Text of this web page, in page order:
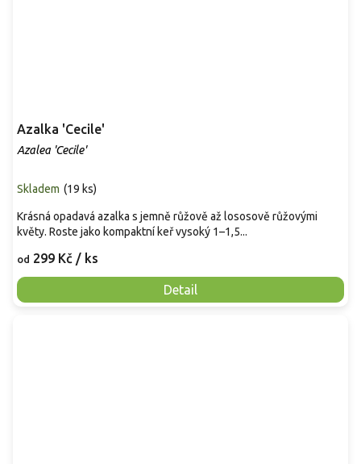
Azalka 'Cecile'
Azalea 'Cecile'
Skladem (19 ks)
od 299 Kč / ks
Detail
Krásná opadavá azalka s jemně růžově až lososově růžovými
květy. Roste jako kompaktní keř vysoký 1–1,5...